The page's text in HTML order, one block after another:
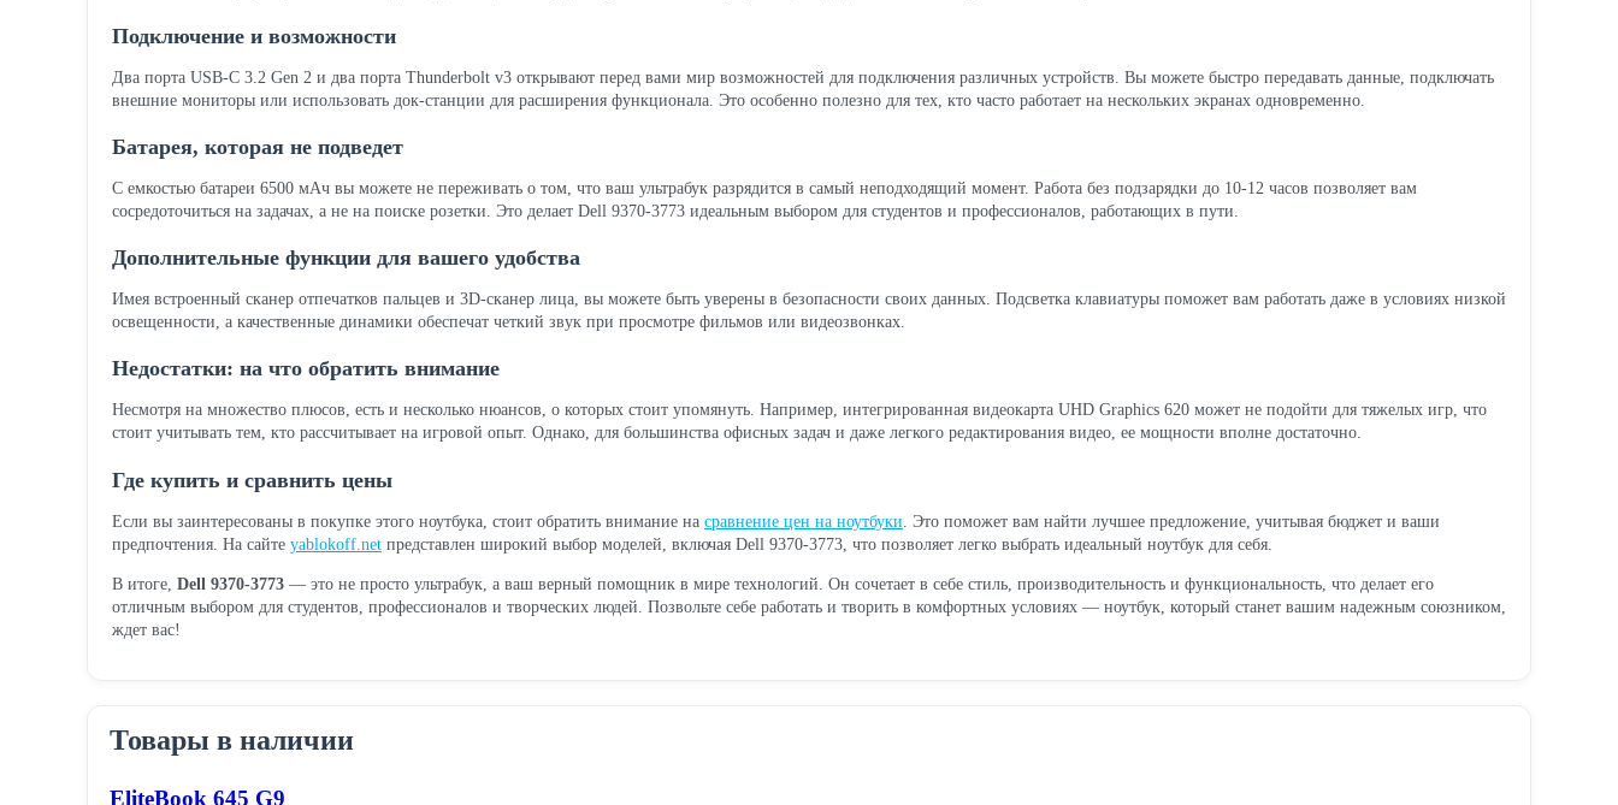
Подключение и возможности
Два порта USB-C 3.2 Gen 2 и два порта Thunderbolt v3 открывают перед вами мир возможностей для подключения различных устройств. Вы можете быстро передавать данные, подключать
внешние мониторы или использовать док-станции для расширения функционала. Это особенно полезно для тех, кто часто работает на нескольких экранах одновременно.
Батарея, которая не подведет
С емкостью батареи 6500 мАч вы можете не переживать о том, что ваш ультрабук разрядится в самый неподходящий момент. Работа без подзарядки до 10-12 часов позволяет вам
сосредоточиться на задачах, а не на поиске розетки. Это делает Dell 9370-3773 идеальным выбором для студентов и профессионалов, работающих в пути.
Дополнительные функции для вашего удобства
Имея встроенный сканер отпечатков пальцев и 3D-сканер лица, вы можете быть уверены в безопасности своих данных. Подсветка клавиатуры поможет вам работать даже в условиях низкой
освещенности, а качественные динамики обеспечат четкий звук при просмотре фильмов или видеозвонках.
Недостатки: на что обратить внимание
Несмотря на множество плюсов, есть и несколько нюансов, о которых стоит упомянуть. Например, интегрированная видеокарта UHD Graphics 620 может не подойти для тяжелых игр, что
стоит учитывать тем, кто рассчитывает на игровой опыт. Однако, для большинства офисных задач и даже легкого редактирования видео, ее мощности вполне достаточно.
Где купить и сравнить цены
Если вы заинтересованы в покупке этого ноутбука, стоит обратить внимание на сравнение цен на ноутбуки . Это поможет вам найти лучшее предложение, учитывая бюджет и ваши
предпочтения. На сайте yablokoff.net представлен широкий выбор моделей, включая Dell 9370-3773, что позволяет легко выбрать идеальный ноутбук для себя.
В итоге, Dell 9370-3773 — это не просто ультрабук, а ваш верный помощник в мире технологий. Он сочетает в себе стиль, производительность и функциональность, что делает его
отличным выбором для студентов, профессионалов и творческих людей. Позвольте себе работать и творить в комфортных условиях — ноутбук, который станет вашим надежным союзником,
ждет вас!
Товары в наличии
EliteBook 645 G9